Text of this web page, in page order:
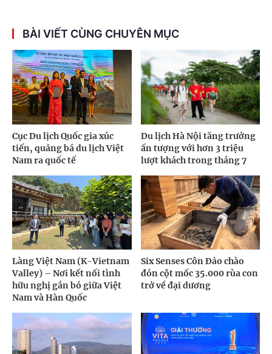
BÀI VIẾT CÙNG CHUYÊN MỤC
Cục Du lịch Quốc gia xúc
tiến, quảng bá du lịch Việt
Nam ra quốc tế
Du lịch Hà Nội tăng trưởng
ấn tượng với hơn 3 triệu
lượt khách trong tháng 7
Làng Việt Nam (K-Vietnam
Valley) – Nơi kết nối tình
hữu nghị gắn bó giữa Việt
Nam và Hàn Quốc
Six Senses Côn Đảo chào
đón cột mốc 35.000 rùa con
trở về đại dương